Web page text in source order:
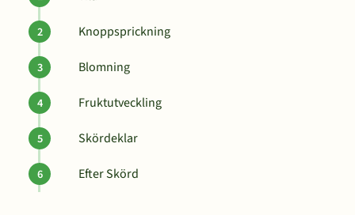
Knoppsprickning
Blomning
Fruktutveckling
Skördeklar
Efter Skörd